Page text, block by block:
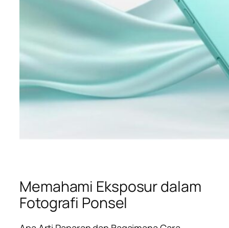
Memahami Eksposur dalam
Fotografi Ponsel